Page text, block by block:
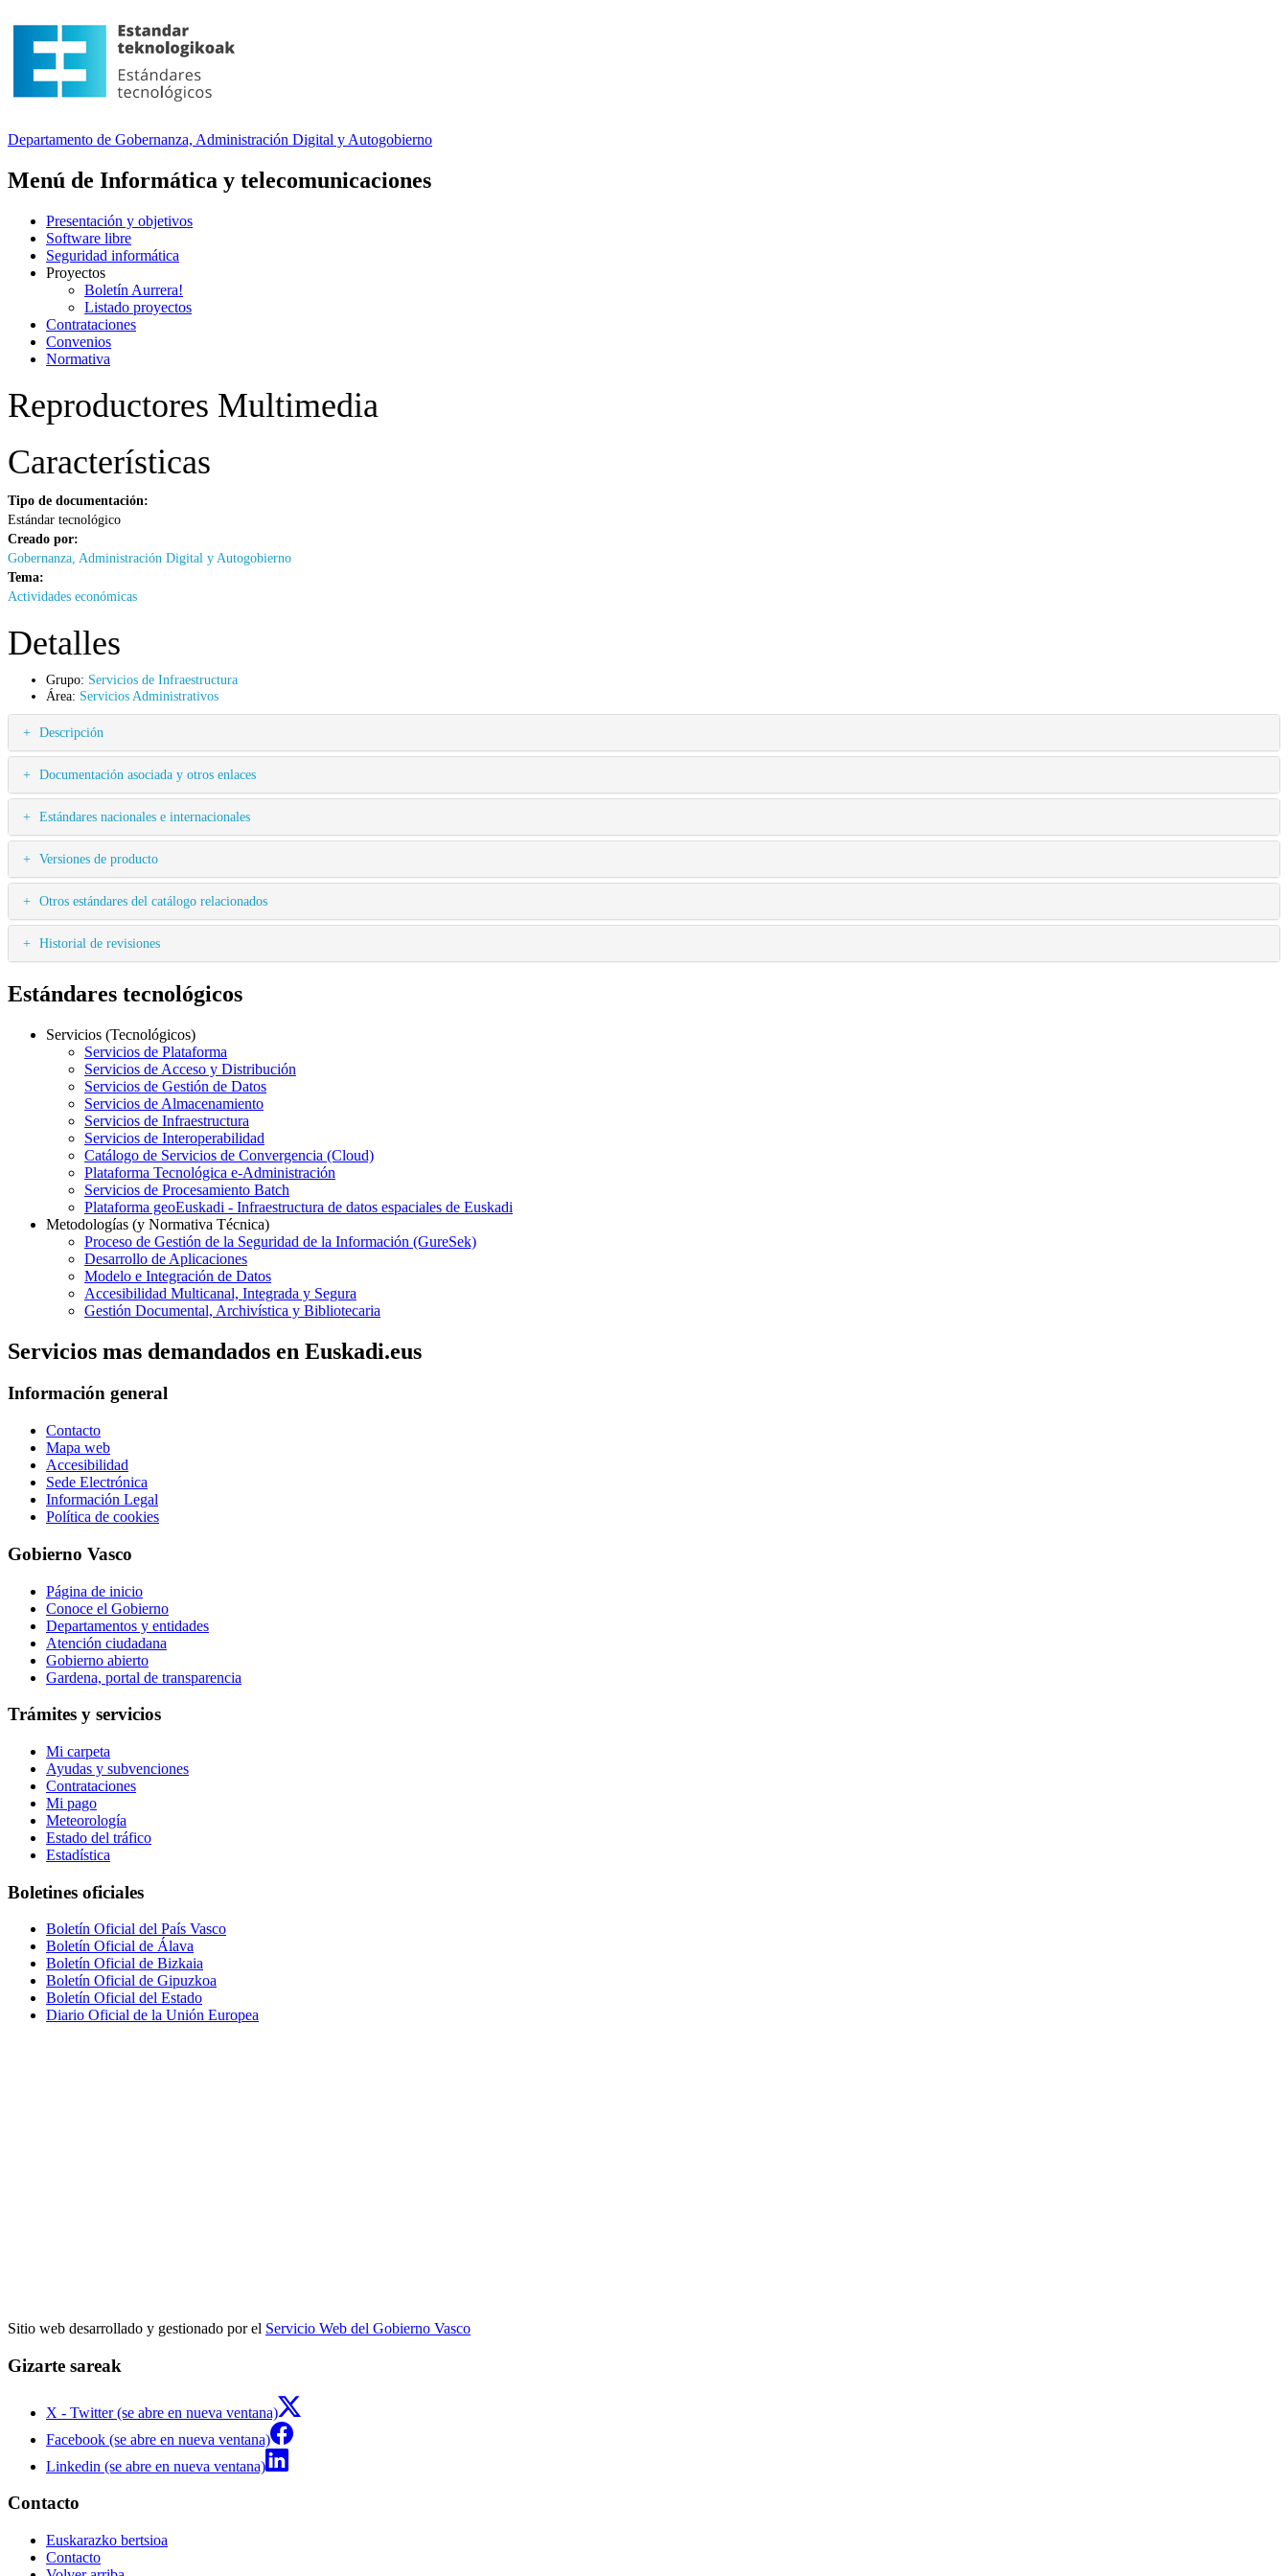
Departamento de Gobernanza, Administración Digital y Autogobierno
Menú de Informática y telecomunicaciones
Presentación y objetivos
Software libre
Seguridad informática
Proyectos
Boletín Aurrera!
Listado proyectos
Contrataciones
Convenios
Normativa
Reproductores Multimedia
Características
Tipo de documentación:
Estándar tecnológico
Creado por:
Gobernanza, Administración Digital y Autogobierno
Tema:
Actividades económicas
Detalles
Grupo: Servicios de Infraestructura
Área: Servicios Administrativos
Descripción
Documentación asociada y otros enlaces
Estándares nacionales e internacionales
Versiones de producto
Otros estándares del catálogo relacionados
Historial de revisiones
Estándares tecnológicos
Servicios (Tecnológicos)
Servicios de Plataforma
Servicios de Acceso y Distribución
Servicios de Gestión de Datos
Servicios de Almacenamiento
Servicios de Infraestructura
Servicios de Interoperabilidad
Catálogo de Servicios de Convergencia (Cloud)
Plataforma Tecnológica e-Administración
Servicios de Procesamiento Batch
Plataforma geoEuskadi - Infraestructura de datos espaciales de Euskadi
Metodologías (y Normativa Técnica)
Proceso de Gestión de la Seguridad de la Información (GureSek)
Desarrollo de Aplicaciones
Modelo e Integración de Datos
Accesibilidad Multicanal, Integrada y Segura
Gestión Documental, Archivística y Bibliotecaria
Servicios mas demandados en Euskadi.eus
Información general
Contacto
Mapa web
Accesibilidad
Sede Electrónica
Información Legal
Política de cookies
Gobierno Vasco
Página de inicio
Conoce el Gobierno
Departamentos y entidades
Atención ciudadana
Gobierno abierto
Gardena, portal de transparencia
Trámites y servicios
Mi carpeta
Ayudas y subvenciones
Contrataciones
Mi pago
Meteorología
Estado del tráfico
Estadística
Boletines oficiales
Boletín Oficial del País Vasco
Boletín Oficial de Álava
Boletín Oficial de Bizkaia
Boletín Oficial de Gipuzkoa
Boletín Oficial del Estado
Diario Oficial de la Unión Europea
Sitio web desarrollado y gestionado por el Servicio Web del Gobierno Vasco
Gizarte sareak
X - Twitter (se abre en nueva ventana)
Facebook (se abre en nueva ventana)
Linkedin (se abre en nueva ventana)
Contacto
Euskarazko bertsioa
Contacto